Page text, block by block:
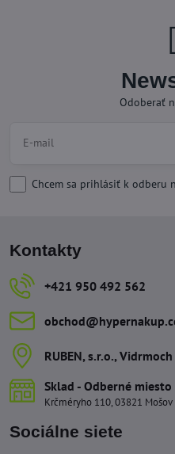
Odoberať
Chcem sa prihlásiť k odberu
Kontakty
+421 950 492 562
RUBEN, s​.r​.o​.,
Sklad - Odberné miesto
Krčméryho 110, 03821 Mošov
Sociálne siete